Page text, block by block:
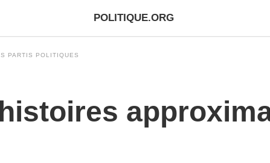
POLITIQUE.ORG
PARTIS POLITIQUES